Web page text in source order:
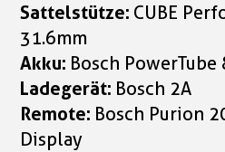
Sattelstütze: CUBE
31.6mm
Akku: Bosch PowerTube
Ladegerät: Bosch 2A
Remote: Bosch Purion
Display